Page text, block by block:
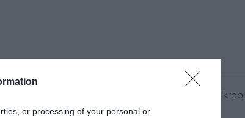
or processing of your personal or
znižuje riziko šírenia a priameho kontaktu s